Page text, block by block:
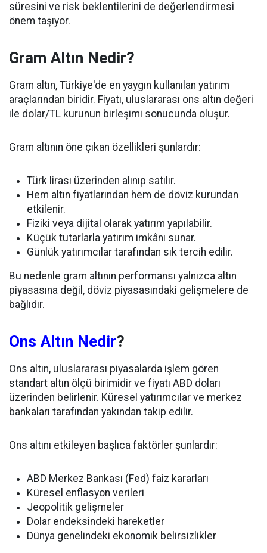
süresini ve risk beklentilerini de değerlendirmesi
önem taşıyor.
Gram Altın Nedir?
Gram altın, Türkiye'de en yaygın kullanılan yatırım
araçlarından biridir. Fiyatı, uluslararası ons altın değeri
ile dolar/TL kurunun birleşimi sonucunda oluşur.
Gram altının öne çıkan özellikleri şunlardır:
Türk lirası üzerinden alınıp satılır.
Hem altın fiyatlarından hem de döviz kurundan
etkilenir.
Fiziki veya dijital olarak yatırım yapılabilir.
Küçük tutarlarla yatırım imkânı sunar.
Günlük yatırımcılar tarafından sık tercih edilir.
Bu nedenle gram altının performansı yalnızca altın
piyasasına değil, döviz piyasasındaki gelişmelere de
bağlıdır.
Ons Altın Nedir?
Ons altın, uluslararası piyasalarda işlem gören
standart altın ölçü birimidir ve fiyatı ABD doları
üzerinden belirlenir. Küresel yatırımcılar ve merkez
bankaları tarafından yakından takip edilir.
Ons altını etkileyen başlıca faktörler şunlardır:
ABD Merkez Bankası (Fed) faiz kararları
Küresel enflasyon verileri
Jeopolitik gelişmeler
Dolar endeksindeki hareketler
Dünya genelindeki ekonomik belirsizlikler